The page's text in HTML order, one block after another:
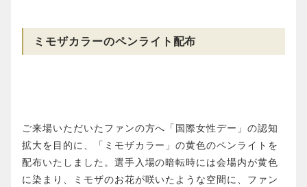
ミモザカラーのペンライト配布
ご来場いただいたファンの方へ「国際女性デー」の認知
拡大を目的に、「ミモザカラー」の黄色のペンライトを
配布いたしました。選手入場の暗転時には会場内が黄色
に染まり、ミモザのお花が咲いたような空間に、ファン